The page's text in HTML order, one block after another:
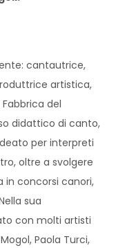
cantautrice,
artistica,
del
didattico di canto,
per interpreti
oltre a svolgere
concorsi canori,
sua
con molti artisti
Paola Turci,